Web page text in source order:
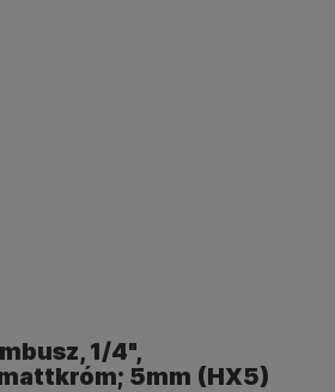
1/4",
5mm (HX5)